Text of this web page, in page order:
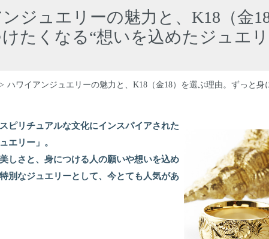
ジュエリーの魅力と、K18（金
たくなる“想いを込めたジュエ
ハワイアンジュエリーの魅力と、K18（金18）を選ぶ理由。ずっと身
ピリチュアルな文化にインスパイアされた
エリー」。
しさと、身につける人の願いや想いを込め
別なジュエリーとして、今とても人気があ